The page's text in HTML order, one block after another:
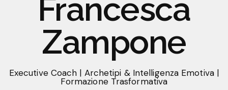
Francesca
Zampone
Executive Coach | Archetipi & Intelligenza Emotiva |
Formazione Trasformativa